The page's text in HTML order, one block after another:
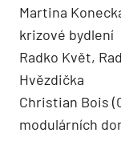
Martina
krizové bydlení
Radko Květ,
Hvězdička
Christian Bois
modulárních